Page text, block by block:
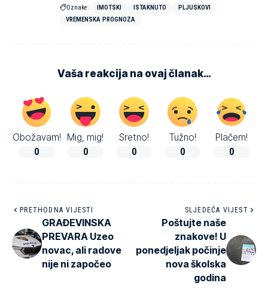
Oznake: IMOTSKI ISTAKNUTO
PLJUSKOVI
VREMENSKA PROGNOZA
Vaša reakcija na ovaj članak…
Obožavam!
0
Mig, mig!
0
Sretno!
0
Tužno!
0
Plačem!
0
PRETHODNA VIJESTI
GRAĐEVINSKA
PREVARA Uzeo
novac, ali radove
nije ni započeo
SLJEDEĆA VIJEST
Poštujte naše
znakove! U
ponedjeljak počinje
nova školska
godina